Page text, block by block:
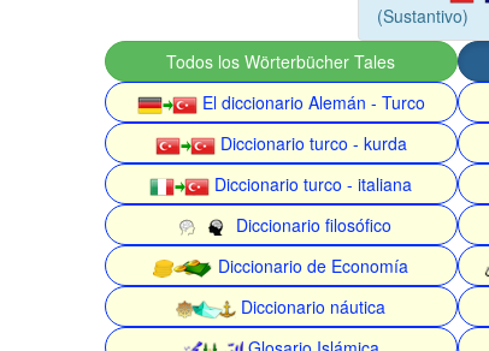
(Sustantivo)
Todos los Wörterbücher Tales
El diccionario Alemán - Turco
Diccionario turco - kurda
Diccionario turco - italiana
Diccionario filosófico
Diccionario de Economía
Diccionario náutica